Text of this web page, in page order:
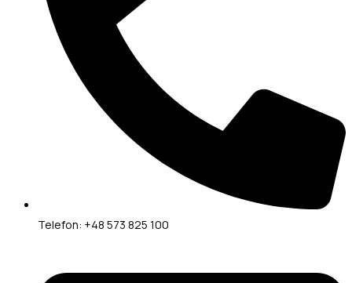
Telefon: +48 573 825 100